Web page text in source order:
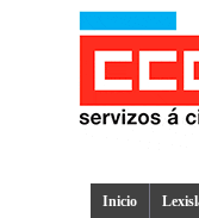
Inicio